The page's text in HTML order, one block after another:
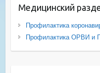
Медицинский
Профилактика
Профилактика ОРВИ и